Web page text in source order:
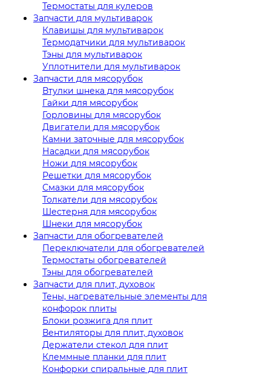
Термостаты для кулеров
Запчасти для мультиварок
Клавишы для мультиварок
Термодатчики для мультиварок
Тэны для мультиварок
Уплотнители для мультиварок
Запчасти для мясорубок
Втулки шнека для мясорубок
Гайки для мясорубок
Горловины для мясорубок
Двигатели для мясорубок
Камни заточные для мясорубок
Насадки для мясорубок
Ножи для мясорубок
Решетки для мясорубок
Смазки для мясорубок
Толкатели для мясорубок
Шестерня для мясорубок
Шнеки для мясорубок
Запчасти для обогревателей
Переключатели для обогревателей
Термостаты обогревателей
Тэны для обогревателей
Запчасти для плит, духовок
Тены, нагревательные элементы для
конфорок плиты
Блоки розжига для плит
Вентиляторы для плит, духовок
Держатели стекол для плит
Клеммные планки для плит
Конфорки спиральные для плит